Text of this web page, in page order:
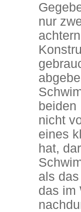
nur
beiden
nicht
eines
hat,
als
das im